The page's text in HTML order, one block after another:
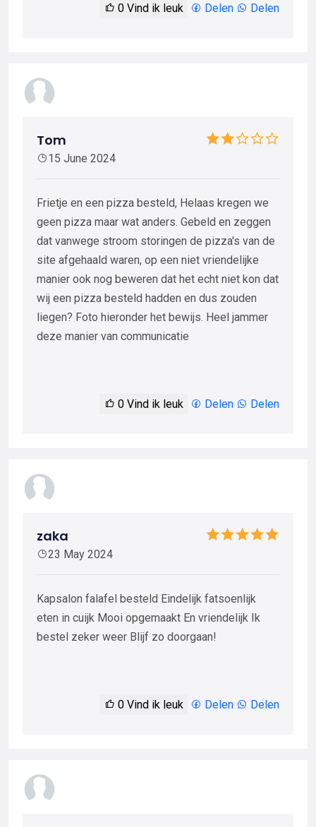
0 Vind ik leuk Delen Delen
Tom
15 June 2024
Frietje en een pizza besteld, Helaas kregen we
geen pizza maar wat anders. Gebeld en zeggen
dat vanwege stroom storingen de pizza's van de
site afgehaald waren, op een niet vriendelijke
manier ook nog beweren dat het echt niet kon dat
wij een pizza besteld hadden en dus zouden
liegen? Foto hieronder het bewijs. Heel jammer
deze manier van communicatie
0 Vind ik leuk Delen Delen
zaka
23 May 2024
Kapsalon falafel besteld Eindelijk fatsoenlijk
eten in cuijk Mooi opgemaakt En vriendelijk Ik
bestel zeker weer Blijf zo doorgaan!
0 Vind ik leuk Delen Delen